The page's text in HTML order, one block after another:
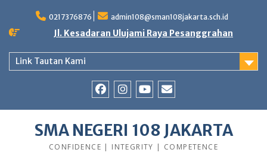
0217376876 admin108@sman108jakarta.sch.id
Jl. Kesadaran Ulujami Raya Pesanggrahan
Link Tautan Kami
SMA NEGERI 108 JAKARTA
CONFIDENCE | INTEGRITY | COMPETENCE